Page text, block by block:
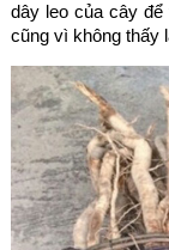
dây leo của cây
cũng vì không thấy